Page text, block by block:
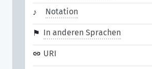
Notation
In anderen Sprachen
URI